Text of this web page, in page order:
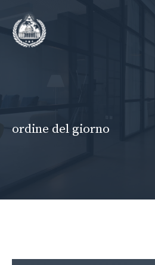
ordine del giorno